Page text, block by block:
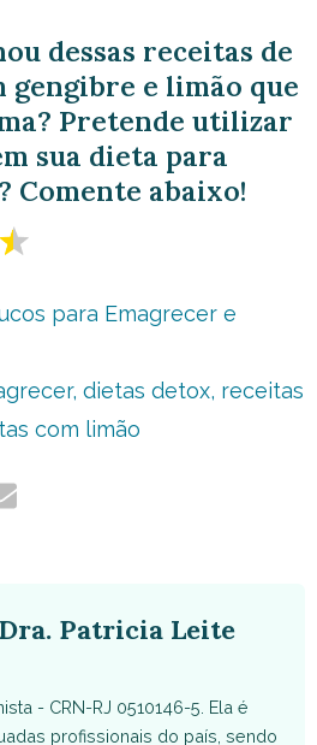
dessas receitas de
gengibre e limão que
Pretende utilizar
sua dieta para
Comente abaixo!
para Emagrecer e
, dietas detox, receitas
com limão
Share
Patricia Leite
- CRN-RJ 0510146-5. Ela é
profissionais do país, sendo